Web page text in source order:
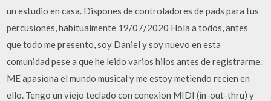
un estudio en casa. Dispones de controladores de pads para tus
percusiones, habitualmente 19/07/2020 Hola a todos, antes
que todo me presento, soy Daniel y soy nuevo en esta
comunidad pese a que he leido varios hilos antes de registrarme.
ME apasiona el mundo musical y me estoy metiendo recien en
ello. Tengo un viejo teclado con conexion MIDI (in-out-thru) y